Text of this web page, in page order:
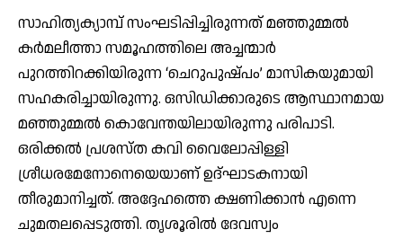
സാഹിത്യക്യാമ്പ് സംഘടിപ്പിച്ചിരുന്നത് മഞ്ഞുമ്മല്‍
കര്‍മലീത്താ സമൂഹത്തിലെ അച്ചന്മാര്‍
പുറത്തിറക്കിയിരുന്ന ‘ചെറുപുഷ്പം’ മാസികയുമായി
സഹകരിച്ചായിരുന്നു. ഒസിഡിക്കാരുടെ ആസ്ഥാനമായ
മഞ്ഞുമ്മല്‍ കൊവേന്തയിലായിരുന്നു പരിപാടി.
ഒരിക്കല്‍ പ്രശസ്ത കവി വൈലോപ്പിള്ളി
ശ്രീധരമേനോനെയെയാണ് ഉദ്ഘാടകനായി
തീരുമാനിച്ചത്. അദ്ദേഹത്തെ ക്ഷണിക്കാന്‍ എന്നെ
ചുമതലപ്പെടുത്തി. തൃശൂരില്‍ ദേവസ്വം